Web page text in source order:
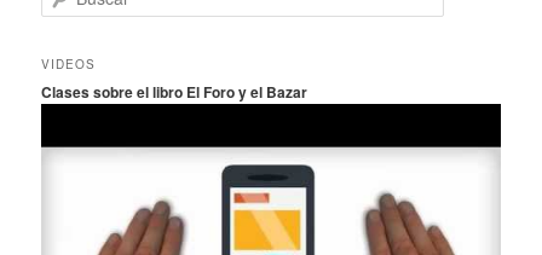
u
c
r
VIDEOS
Clases sobre el libro El Foro y el Bazar